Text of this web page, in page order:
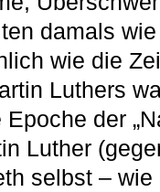
damals
wie die
Luthers
der
Luther
selbst –